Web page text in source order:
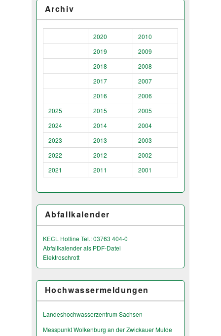
Archiv
2020
2010
2019
2009
2018
2008
2017
2007
2016
2006
2025
2015
2005
2024
2014
2004
2023
2013
2003
2022
2012
2002
2021
2011 2001
Abfallkalender
KECL Hotline Tel.: 03763 404-0
Abfallkalender als PDF-Datei
Elektroschrott
Hochwassermeldungen
Landeshochwas­serzentrum Sachsen
Messpunkt Wolkenburg an der Zwickauer Mulde